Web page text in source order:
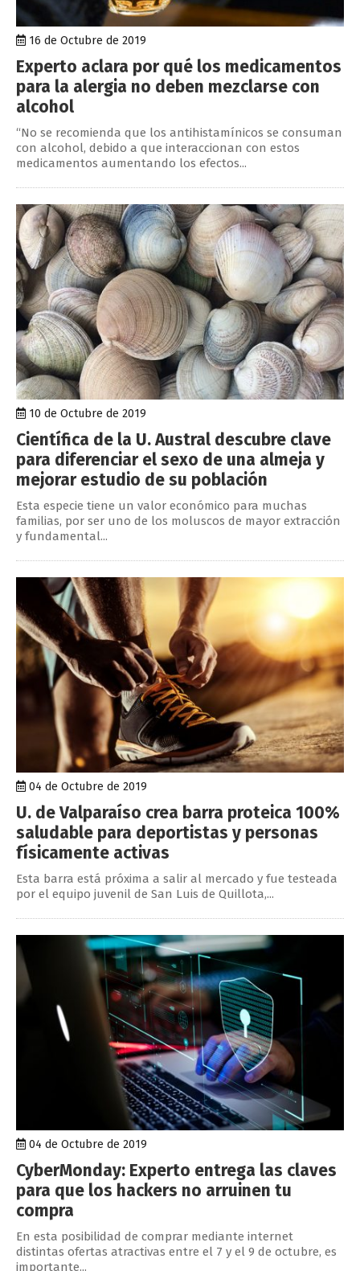
16 de Octubre de 2019
Experto aclara por qué los medicamentos
para la alergia no deben mezclarse con
alcohol
“No se recomienda que los antihistamínicos se consuman
con alcohol, debido a que interaccionan con estos
medicamentos aumentando los efectos...
10 de Octubre de 2019
Científica de la U. Austral descubre clave
para diferenciar el sexo de una almeja y
mejorar estudio de su población
Esta especie tiene un valor económico para muchas
familias, por ser uno de los moluscos de mayor extracción
y fundamental...
04 de Octubre de 2019
U. de Valparaíso crea barra proteica 100%
saludable para deportistas y personas
físicamente activas
Esta barra está próxima a salir al mercado y fue testeada
por el equipo juvenil de San Luis de Quillota,...
04 de Octubre de 2019
CyberMonday: Experto entrega las claves
para que los hackers no arruinen tu
compra
En esta posibilidad de comprar mediante internet
distintas ofertas atractivas entre el 7 y el 9 de octubre, es
importante...